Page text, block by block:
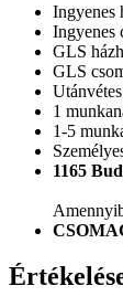
Ingyenes
Ingyenes
GLS
GLS
1
1-5
1165